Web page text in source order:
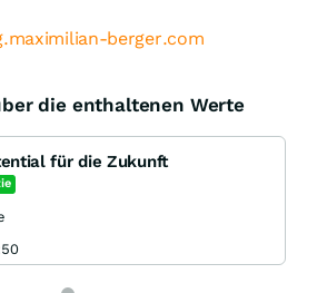
berger.com
die enthaltenen Werte
für die Zukunft